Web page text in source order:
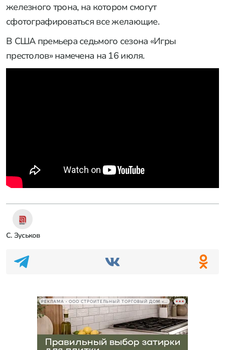
железного трона, на котором смогут
сфотографироваться все желающие.
В США премьера седьмого сезона «Игры
престолов» намечена на 16 июля.
С. Зуськов